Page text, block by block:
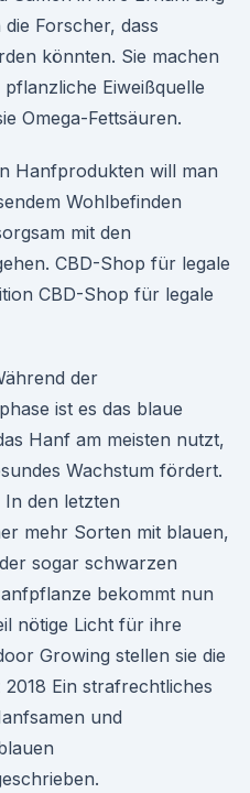
Forscher, dass
könnten. Sie machen
Eiweißquelle
Omega-Fettsäuren.
Hanfprodukten will man
Wohlbefinden
mit den
CBD-Shop für legale
CBD-Shop für legale
der
ist es das blaue
Hanf am meisten nutzt,
Wachstum fördert.
den letzten
mehr Sorten mit blauen,
sogar schwarzen
bekommt nun
nötige Licht für ihre
Growing stellen sie die
Ein strafrechtliches
und